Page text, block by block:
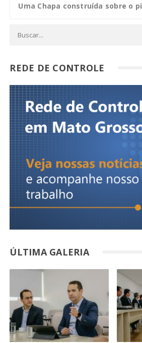
REDE DE CONTROLE
ÚLTIMA GALERIA